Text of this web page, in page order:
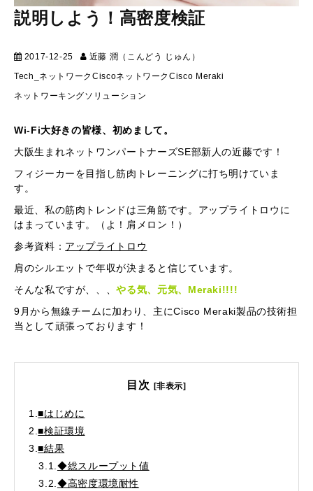
説明しよう！高密度検証
2017-12-25 近藤 潤（こんどう じゅん）
Tech_ネットワークCiscoネットワークCisco Meraki
ネットワーキングソリューション
Wi-Fi大好きの皆様、初めまして。
大阪生まれネットワンパートナーズSE部新人の近藤です！
フィジーカーを目指し筋肉トレーニングに打ち明けていま
す。
最近、私の筋肉トレンドは三角筋です。アップライトロウに
はまっています。（よ！肩メロン！）
参考資料： アップライトロウ
肩のシルエットで年収が決まると信じています。
そんな私ですが、、、やる気、元気、Meraki!!!!
9月から無線チームに加わり、主にCisco Meraki製品の技術担
当として頑張っております！
目次 [非表示]
1.■はじめに
2.■検証環境
3.■結果
3.1. ◆総スループット値
3.2. ◆高密度環境耐性